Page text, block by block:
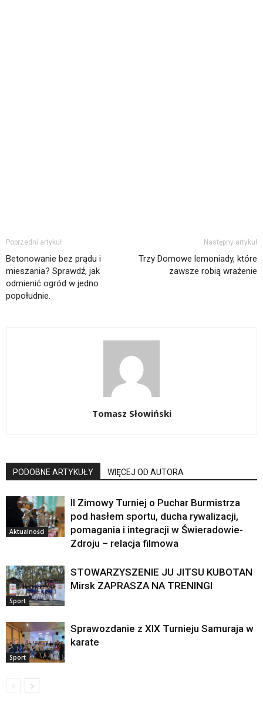
Poprzedni artykuł
Betonowanie bez prądu i
mieszania? Sprawdź, jak
odmienić ogród w jedno
popołudnie.
Następny artykuł
Trzy Domowe lemoniady, które
zawsze robią wrażenie
Tomasz Słowiński
PODOBNE ARTYKUŁY WIĘCEJ OD AUTORA
Aktualności
II Zimowy Turniej o Puchar Burmistrza
pod hasłem sportu, ducha rywalizacji,
pomagania i integracji w Świeradowie-
Zdroju – relacja filmowa
Sport
STOWARZYSZENIE JU JITSU KUBOTAN
Mirsk ZAPRASZA NA TRENINGI
Sport
Sprawozdanie z XIX Turnieju Samuraja w
karate